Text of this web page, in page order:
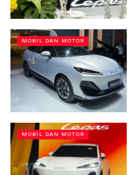
MOBIL DAN MOTOR
MOBIL DAN MOTOR